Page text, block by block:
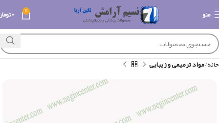
منو 0 ۰
خانه مواد ترمیمی و زیبایی